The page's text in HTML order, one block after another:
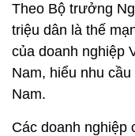
Theo Bộ trưởng
triệu dân là thế
của doanh nghiệp
Nam, hiểu nhu
Nam.
Các doanh nghiệp